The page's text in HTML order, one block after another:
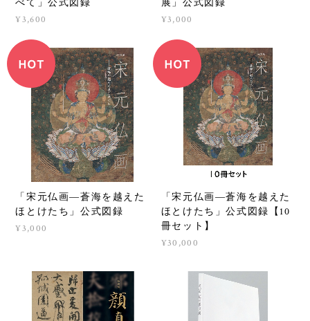
「密やかな美 小村雪岱のす
べて」公式図録
¥3,600
「没後50年 髙島野十郎
展」公式図録
¥3,000
「宋元仏画―蒼海を越えた
ほとけたち」公式図録
「宋元仏画―蒼海を越えた
ほとけたち」公式図録【10
冊セット】